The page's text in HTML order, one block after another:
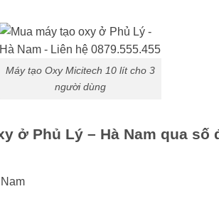
Máy tạo Oxy Micitech 10 lít cho 3
người dùng
ở Phủ Lý – Hà Nam qua số